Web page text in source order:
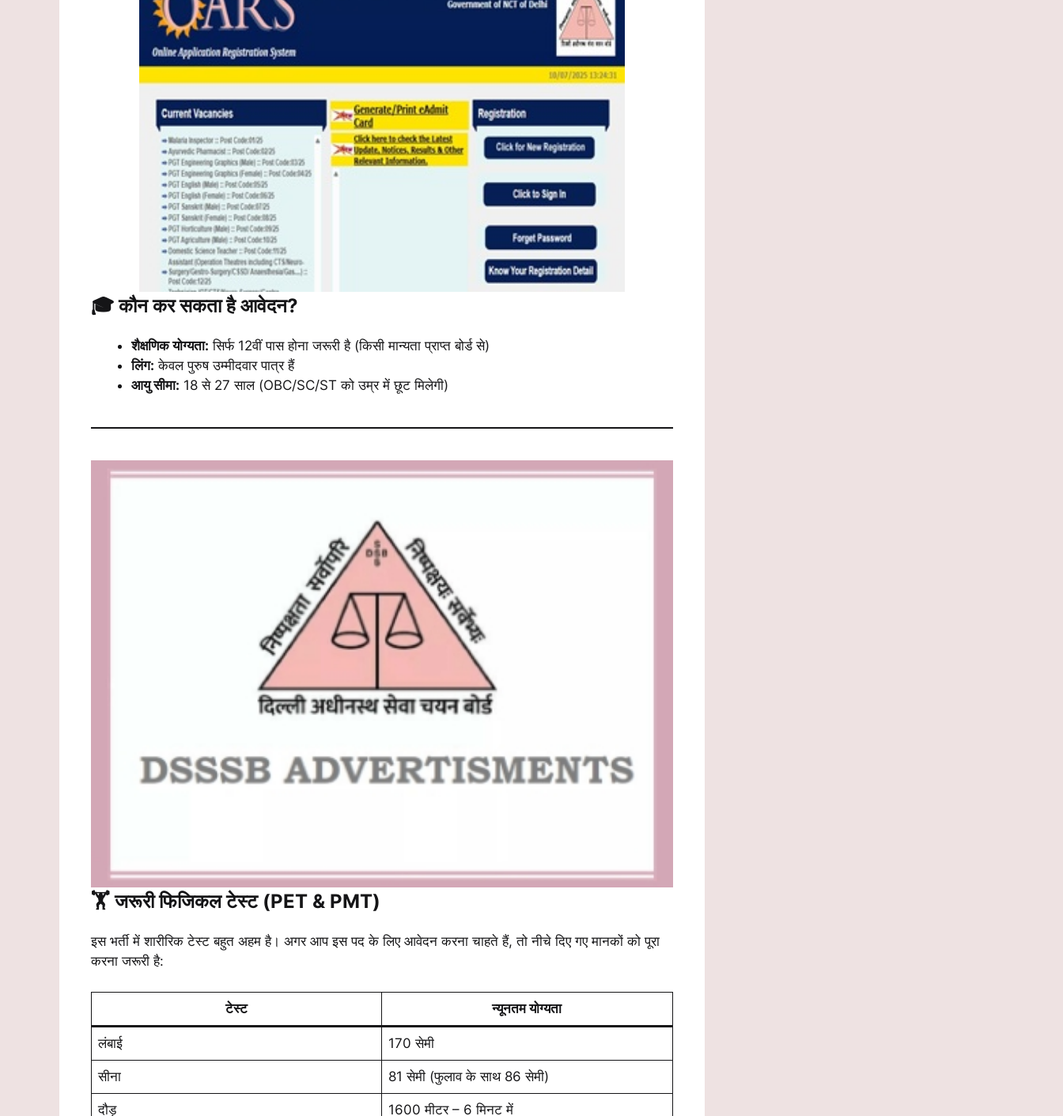
🎓 कौन कर सकता है आवेदन?
शैक्षणिक योग्यता: सिर्फ 12वीं पास होना जरूरी है (किसी मान्यता प्राप्त बोर्ड से)
लिंग: केवल पुरुष उम्मीदवार पात्र हैं
आयु सीमा: 18 से 27 साल (OBC/SC/ST को उम्र में छूट मिलेगी)
🏋️ जरूरी फिजिकल टेस्ट (PET & PMT)
इस भर्ती में शारीरिक टेस्ट बहुत अहम है। अगर आप इस पद के लिए आवेदन करना चाहते हैं, तो नीचे दिए गए मानकों को पूरा
करना जरूरी है:
टेस्ट न्यूनतम योग्यता
लंबाई 170 सेमी
सीना 81 सेमी (फुलाव के साथ 86 सेमी)
दौड़ 1600 मीटर – 6 मिनट में